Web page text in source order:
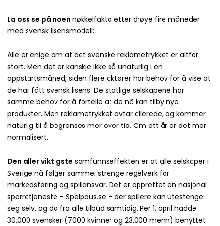
La oss se på noen nøkkelfakta etter drøye fire måneder
med svensk lisensmodell:
Alle er enige om at det svenske reklametrykket er altfor
stort. Men det er kanskje ikke så unaturlig i en
oppstartsmåned, siden flere aktører har behov for å vise at
de har fått svensk lisens. De statlige selskapene har
samme behov for å fortelle at de nå kan tilby nye
produkter. Men reklametrykket avtar allerede, og kommer
naturlig til å begrenses mer over tid. Om ett år er det mer
normalisert.
Den aller viktigste samfunnseffekten er at alle selskaper i
Sverige nå følger samme, strenge regelverk for
markedsføring og spillansvar. Det er opprettet en nasjonal
sperretjeneste – Spelpaus.se – der spillere kan utestenge
seg selv, og da fra alle tilbud samtidig. Per 1. april hadde
30.000 svensker (7000 kvinner og 23.000 menn) benyttet